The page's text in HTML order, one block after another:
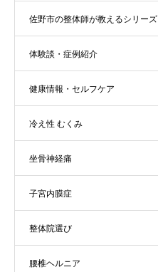
佐野市の整体師が教えるシリーズ
体験談・症例紹介
健康情報・セルフケア
冷え性 むくみ
坐骨神経痛
子宮内膜症
整体院選び
腰椎ヘルニア